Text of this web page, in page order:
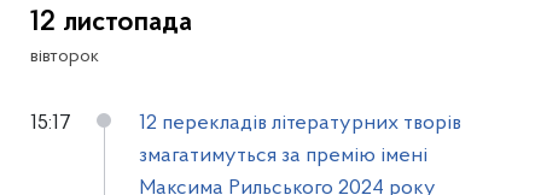
12 листопада
вівторок
15:17
12 перекладів літературних творів
змагатимуться за премію імені
Максима Рильського 2024 року